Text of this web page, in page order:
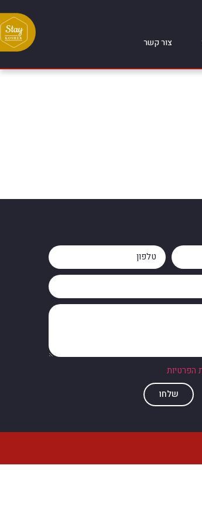
צור קשר
הפרטיותשל האתר
שלחו